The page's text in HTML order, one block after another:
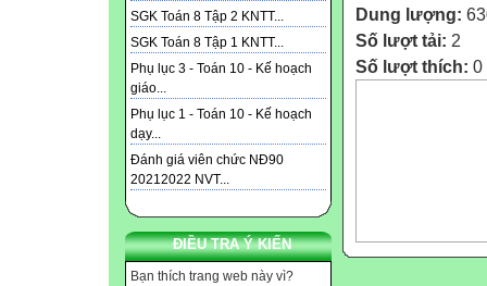
SGK Toán 8 Tập 2 KNTT...
SGK Toán 8 Tập 1 KNTT...
Phụ lục 3 - Toán 10 - Kế hoạch
giáo...
Phụ lục 1 - Toán 10 - Kế hoạch
dạy...
Đánh giá viên chức NĐ90
20212022 NVT...
ĐIỀU TRA Ý KIẾN
Bạn thích trang web này vì?
Dung lượng:
Số lượt tải: 2
Số lượt thích: 0